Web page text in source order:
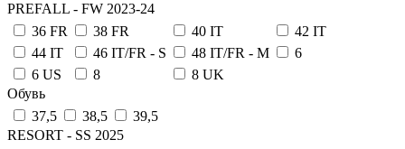
PREFALL - FW 2023-24
36 FR
38 FR 40 IT
42 IT
44 IT
46 IT/FR - S 48 IT/FR - M
6
6 US
8
8 UK
Обувь
37,5
38,5
39,5
RESORT - SS 2025